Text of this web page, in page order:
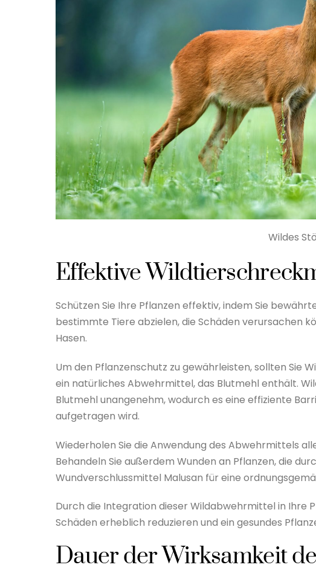
Wildes
Effektive
Schützen Sie Ihre Pflanzen effektiv, indem Sie
bestimmte Tiere abzielen, die Schäden verursachen
Hasen.
Um den Pflanzenschutz zu gewährleisten, sollten Sie
ein natürliches Abwehrmittel, das Blutmehl enthält.
Blutmehl unangenehm, wodurch es eine effiziente
aufgetragen wird.
Wiederholen Sie die Anwendung des Abwehrmittels
Behandeln Sie außerdem Wunden an Pflanzen, die
Wundverschlussmittel Malusan für eine
Durch die Integration dieser Wildabwehrmittel in Ihre
Schäden erheblich reduzieren und ein gesundes
Dauer der Wirksamkeit